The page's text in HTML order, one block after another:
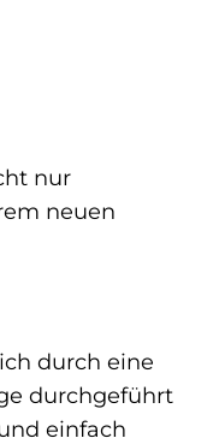
nur
neuen
durch eine
durchgeführt
einfach